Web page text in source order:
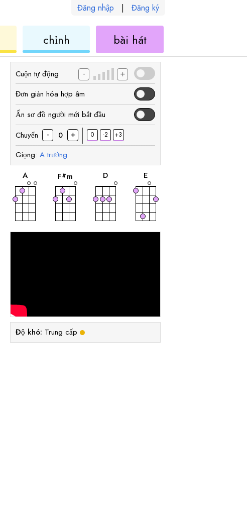
Đăng nhập | Đăng ký
ukulele
chỉnh
ukulele
bài hát
ukulele
Cuộn tự động - +
Đơn giản hóa hợp âm
Ẩn sơ đồ người mới bắt đầu
Chuyển
- 0 + 0 -2 +3
Giọng: A trưởng
A
hợp
F#m
hợp
D
hợp
E
hợp
Độ khó: Trung cấp